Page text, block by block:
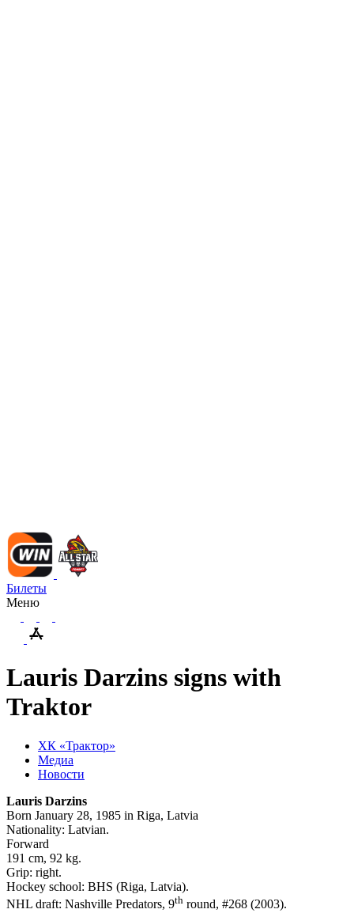
Билеты
Меню
Lauris Darzins signs with
Traktor
ХК «Трактор»
Медиа
Новости
Lauris Darzins
Born January 28, 1985 in Riga, Latvia
Nationality: Latvian.
Forward
191 cm, 92 kg.
Grip: right.
Hockey school: BHS (Riga, Latvia).
NHL draft: Nashville Predators, 9th round, #268 (2003).